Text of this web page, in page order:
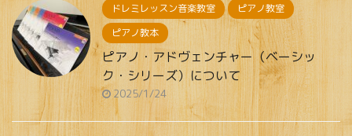
ドレミレッスン音楽教室
ピアノ教室
ピアノ教本
ピアノ・アドヴェンチャー（ベーシッ
ク・シリーズ）について
2025/1/24